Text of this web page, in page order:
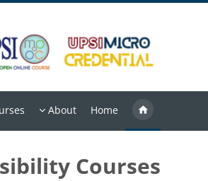
Home
About
Courses